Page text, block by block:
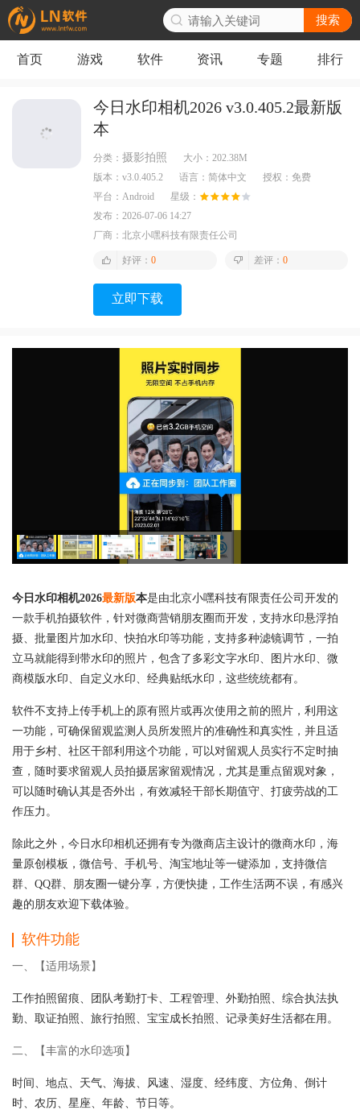
搜索
首页 游戏 软件 资讯 专题 排行
今日水印相机2026 v3.0.405.2最新版
本
分类： 摄影拍照 大小： 202.38M
版本： v3.0.405.2 语言： 简体中文 授权： 免费
平台： Android
星级：
发布： 2026-07-06 14:27
厂商： 北京小嘿科技有限责任公司
好评： 0 差评： 0
立即下载
今日水印相机2026最新版本是由北京小嘿科技有限责任公司开发的
一款手机拍摄软件，针对微商营销朋友圈而开发，支持水印悬浮拍
摄、批量图片加水印、快拍水印等功能，支持多种滤镜调节，一拍
立马就能得到带水印的照片，包含了多彩文字水印、图片水印、微
商模版水印、自定义水印、经典贴纸水印，这些统统都有。
软件不支持上传手机上的原有照片或再次使用之前的照片，利用这
一功能，可确保留观监测人员所发照片的准确性和真实性，并且适
用于乡村、社区干部利用这个功能，可以对留观人员实行不定时抽
查，随时要求留观人员拍摄居家留观情况，尤其是重点留观对象，
可以随时确认其是否外出，有效减轻干部长期值守、打疲劳战的工
作压力。
除此之外，今日水印相机还拥有专为微商店主设计的微商水印，海
量原创模板，微信号、手机号、淘宝地址等一键添加，支持微信
群、QQ群、朋友圈一键分享，方便快捷，工作生活两不误，有感兴
趣的朋友欢迎下载体验。
软件功能
一、【适用场景】
工作拍照留痕、团队考勤打卡、工程管理、外勤拍照、综合执法执
勤、取证拍照、旅行拍照、宝宝成长拍照、记录美好生活都在用。
二、【丰富的水印选项】
时间、地点、天气、海拔、风速、湿度、经纬度、方位角、倒计
时、农历、星座、年龄、节日等。